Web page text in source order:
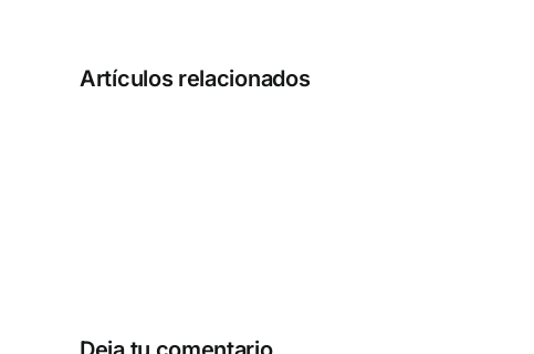
Artículos relacionados